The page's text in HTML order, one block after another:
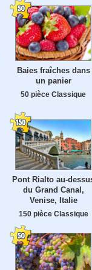
Baies fraîches dans
un panier
50 pièce Classique
Pont Rialto au-
du Grand Canal,
Venise, Italie
150 pièce Classique